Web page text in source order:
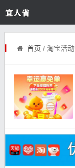
首页 / 淘宝活动